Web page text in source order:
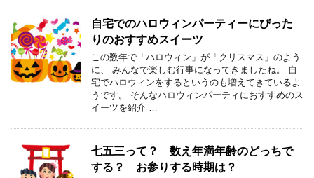
自宅でのハロウィンパーティーにぴった
りのおすすめスイーツ
この数年で「ハロウィン」が「クリスマス」のよう
に、 みんなで楽しむ行事になってきましたね。 自
宅でハロウィンをするというのも増えてきているよ
うです。 そんなハロウィンパーティにおすすめのス
イーツを紹介 …
七五三って？ 数え年満年齢のどっちで
する？ お参りする時期は？